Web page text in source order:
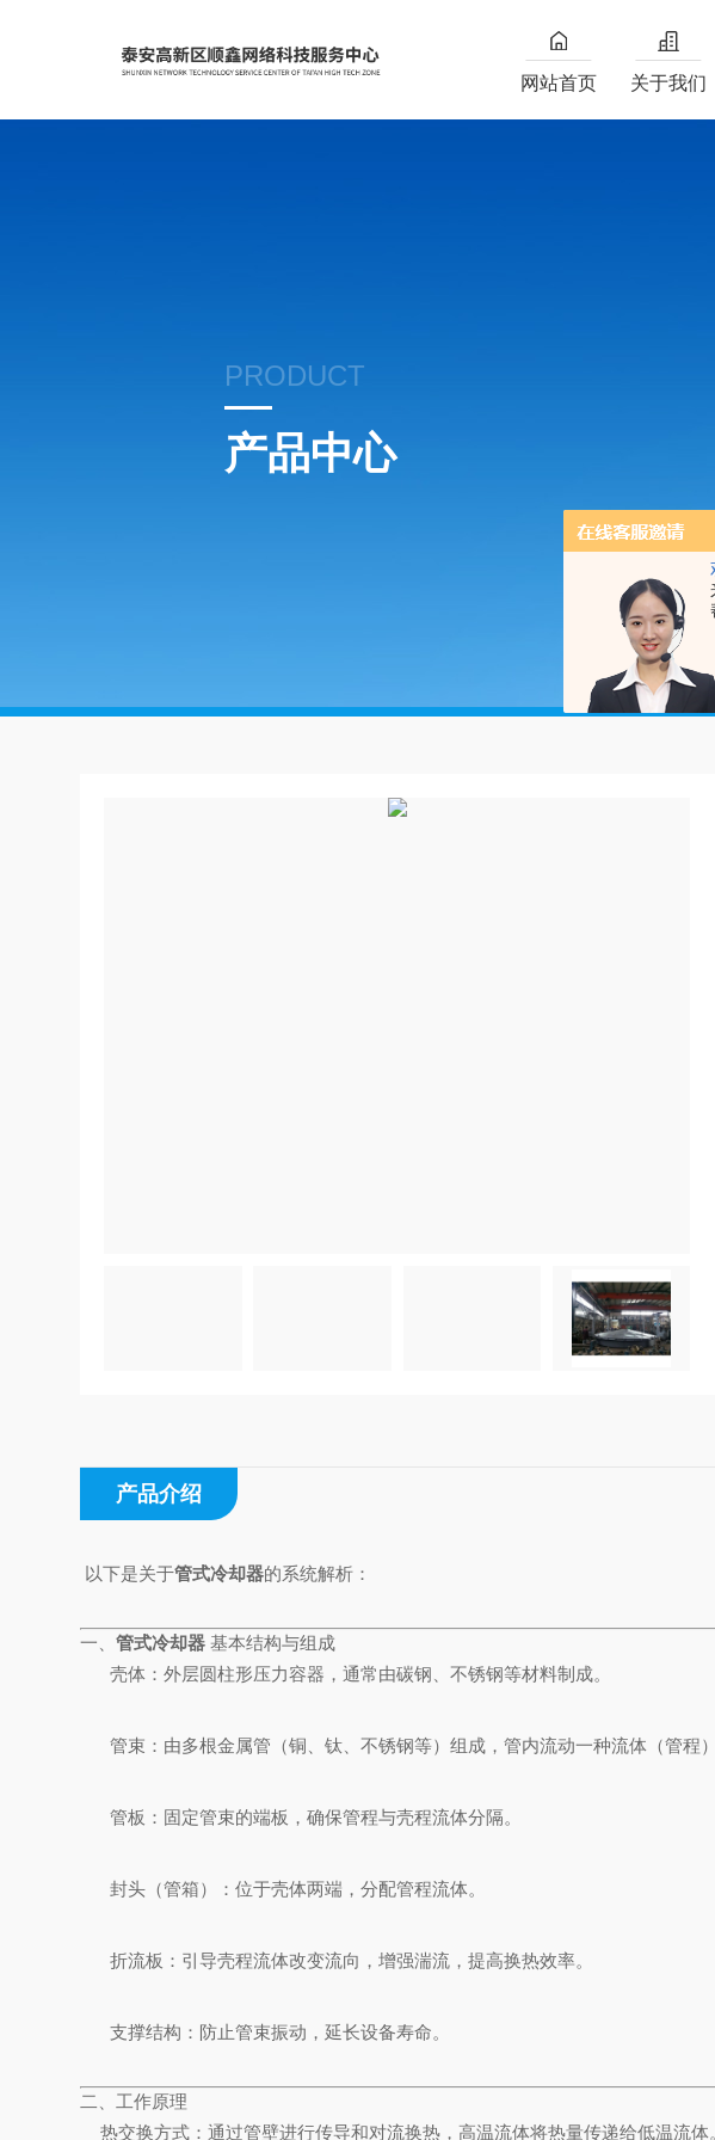
网站首页 关于我们
PRODUCT
产品中心
产品介绍
以下是关于管式冷却器的系统解析：
一、管式冷却器 基本结构与组成
壳体：外层圆柱形压力容器，通常由碳钢、不锈钢等材料制成。
管束：由多根金属管（铜、钛、不锈钢等）组成，管内流动一种流体（管程
管板：固定管束的端板，确保管程与壳程流体分隔。
封头（管箱）：位于壳体两端，分配管程流体。
折流板：引导壳程流体改变流向，增强湍流，提高换热效率。
支撑结构：防止管束振动，延长设备寿命。
二、工作原理
热交换方式：通过管壁进行传导和对流换热，高温流体将热量传递给低温流体